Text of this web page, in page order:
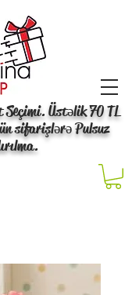
Üstəlik 70 TL
sifarişlərə Pulsuz